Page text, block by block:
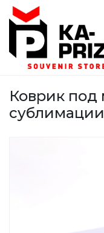
Коврик
сублимации